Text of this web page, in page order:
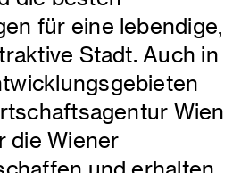
für eine lebendige,
Stadt. Auch in
Wien
die Wiener